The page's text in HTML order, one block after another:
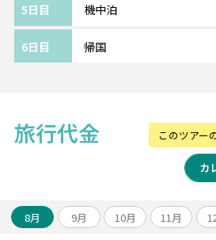
ンタン》━━・・
5日目 機中泊
6日目 帰国
旅行代金 このツアー
カ
8月 9月 10月 11月